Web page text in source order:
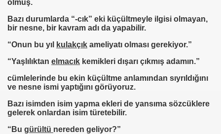
olmuş.
Bazı durumlarda “-cık” eki küçültmeyle ilgisi olmayan,
bir nesne, bir kavram adı da yapabilir.
“Onun bu yıl
kulakçık ameliyatı olması gerekiyor.”
“Yaşlılıktan elmacık kemikleri dışarı çıkmış adamın.”
cümlelerinde bu ekin küçültme anlamından sıyrıldığını
ve nesne ismi yaptığını görüyoruz.
Bazı isimden isim yapma ekleri de yansıma sözcüklere
gelerek onlardan isim türetebilir.
“Bu gürültü nereden geliyor?”